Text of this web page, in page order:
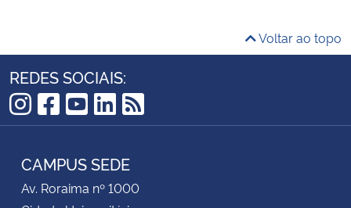
Voltar ao topo
REDES SOCIAIS:
Instagram
Facebook
YouTube
LinkedIn
RSS
CAMPUS SEDE
Av. Roraima nº 1000